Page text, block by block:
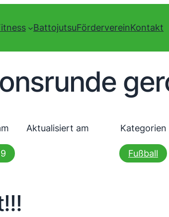
BattojutsuFördervereinKontakt
Aktualisiert am Kategorien
Fußball